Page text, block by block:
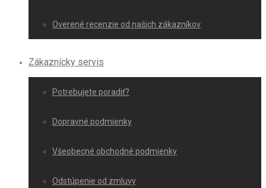
Overené recenzie od našich zákazníkov
Zákaznícky servis
Potrebujete poradiť?
Dopravné podmienky
Všeobecné obchodné podmienky
Odstúpenie od zmluvy